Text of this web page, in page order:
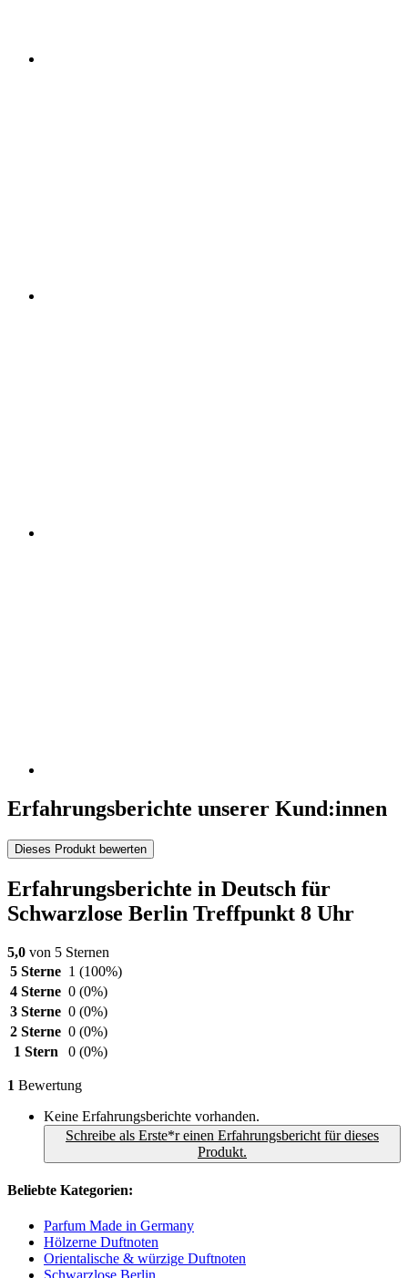
Erfahrungsberichte unserer Kund:innen
Dieses Produkt bewerten
Erfahrungsberichte in Deutsch für
Schwarzlose Berlin Treffpunkt 8 Uhr
5,0 von 5 Sternen
5 Sterne 1 (100%)
4 Sterne 0 (0%)
3 Sterne 0 (0%)
2 Sterne 0 (0%)
1 Stern
0 (0%)
1 Bewertung
Keine Erfahrungsberichte vorhanden.
Schreibe als Erste*r einen Erfahrungsbericht für dieses
Produkt.
Beliebte Kategorien:
Parfum Made in Germany
Hölzerne Duftnoten
Orientalische & würzige Duftnoten